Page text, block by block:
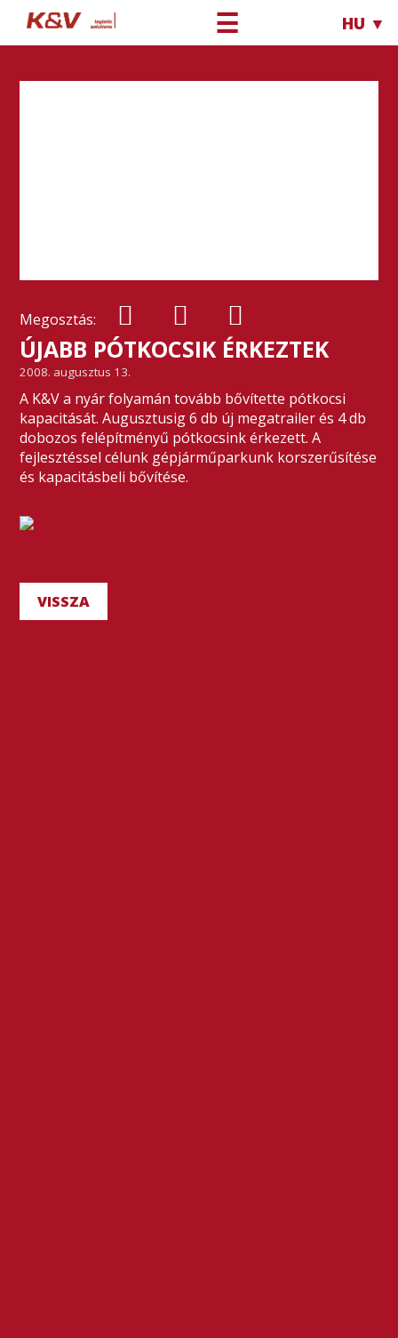
☰ HU ▼
Megosztás:
ÚJABB PÓTKOCSIK ÉRKEZTEK
2008. augusztus 13.
A K&V a nyár folyamán tovább bővítette pótkocsi
kapacitását. Augusztusig 6 db új megatrailer és 4 db
dobozos felépítményű pótkocsink érkezett. A
fejlesztéssel célunk gépjárműparkunk korszerűsítése
és kapacitásbeli bővítése.
VISSZA